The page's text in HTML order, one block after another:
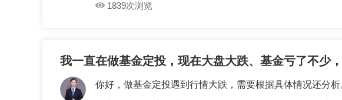
1839次浏览
我一直在做基金定投，现在大盘大跌、基金亏了不少
你好，做基金定投遇到行情大跌，需要根据具体情况还分